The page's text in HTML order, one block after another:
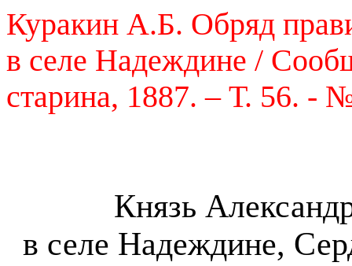
Куракин А.Б. Обряд
в селе Надеждине /
старина, 1887. – Т. 56. -
Князь
в селе Надеждине,